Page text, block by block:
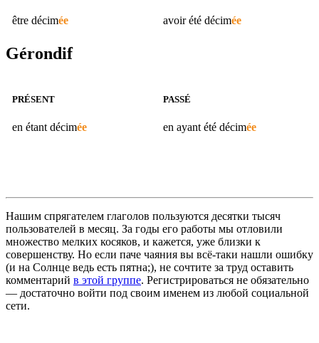
être décimée avoir été décimée
Gérondif
PRÉSENT
en étant décimée
PASSÉ
en ayant été décimée
Нашим спрягателем глаголов пользуются десятки тысяч
пользователей в месяц. За годы его работы мы отловили
множество мелких косяков, и кажется, уже близки к
совершенству. Но если паче чаяния вы всё-таки нашли ошибку
(и на Солнце ведь есть пятна;), не сочтите за труд оставить
комментарий в этой группе. Регистрироваться не обязательно
— достаточно войти под своим именем из любой социальной
сети.